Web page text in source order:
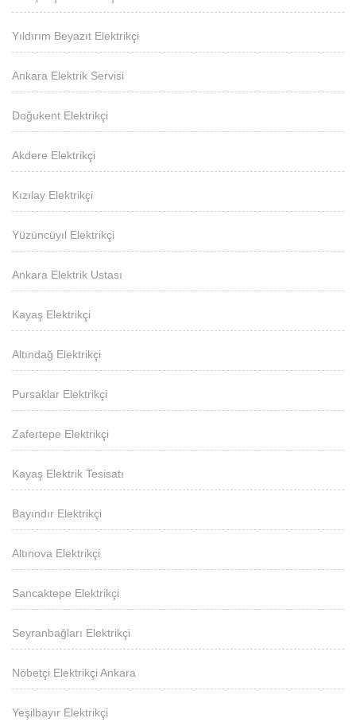
Yıldırım Beyazıt Elektrikçi
Ankara Elektrik Servisi
Doğukent Elektrikçi
Akdere Elektrikçi
Kızılay Elektrikçi
Yüzüncüyıl Elektrikçi
Ankara Elektrik Ustası
Kayaş Elektrikçi
Altındağ Elektrikçi
Pursaklar Elektrikçi
Zafertepe Elektrikçi
Kayaş Elektrik Tesisatı
Bayındır Elektrikçi
Altınova Elektrikçi
Sancaktepe Elektrikçi
Seyranbağları Elektrikçi
Nöbetçi Elektrikçi Ankara
Yeşilbayır Elektrikçi